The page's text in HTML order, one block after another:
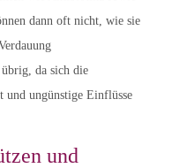
dann oft nicht, wie sie
da sich die
und ungünstige Einflüsse
und